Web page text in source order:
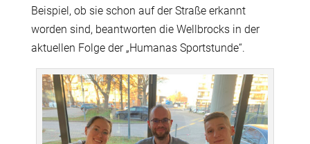
Beispiel, ob sie schon auf der Straße erkannt
worden sind, beantworten die Wellbrocks in der
aktuellen Folge der „Humanas Sportstunde“.